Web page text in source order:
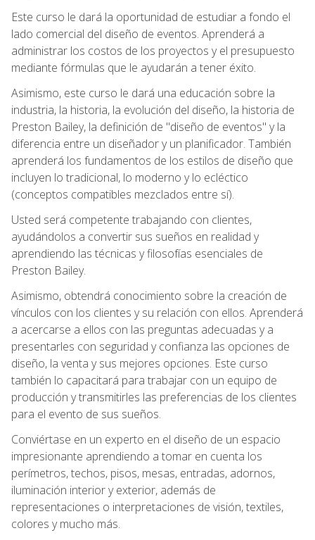
Este curso le dará la oportunidad de estudiar a fondo el
lado comercial del diseño de eventos. Aprenderá a
administrar los costos de los proyectos y el presupuesto
mediante fórmulas que le ayudarán a tener éxito.
Asimismo, este curso le dará una educación sobre la
industria, la historia, la evolución del diseño, la historia de
Preston Bailey, la definición de "diseño de eventos" y la
diferencia entre un diseñador y un planificador. También
aprenderá los fundamentos de los estilos de diseño que
incluyen lo tradicional, lo moderno y lo ecléctico
(conceptos compatibles mezclados entre sí).
Usted será competente trabajando con clientes,
ayudándolos a convertir sus sueños en realidad y
aprendiendo las técnicas y filosofías esenciales de
Preston Bailey.
Asimismo, obtendrá conocimiento sobre la creación de
vínculos con los clientes y su relación con ellos. Aprenderá
a acercarse a ellos con las preguntas adecuadas y a
presentarles con seguridad y confianza las opciones de
diseño, la venta y sus mejores opciones. Este curso
también lo capacitará para trabajar con un equipo de
producción y transmitirles las preferencias de los clientes
para el evento de sus sueños.
Conviértase en un experto en el diseño de un espacio
impresionante aprendiendo a tomar en cuenta los
perímetros, techos, pisos, mesas, entradas, adornos,
iluminación interior y exterior, además de
representaciones o interpretaciones de visión, textiles,
colores y mucho más.